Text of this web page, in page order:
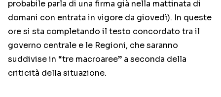
probabile parla di una firma già nella mattinata di
domani con entrata in vigore da giovedì). In queste
ore si sta completando il testo concordato tra il
governo centrale e le Regioni, che saranno
suddivise in “tre macroaree” a seconda della
criticità della situazione.